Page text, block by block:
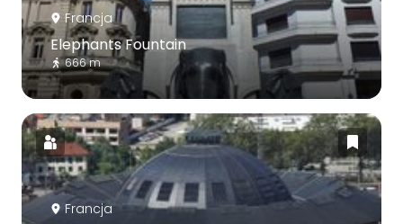
Francja
Elephants Fountain
666 m
Francja